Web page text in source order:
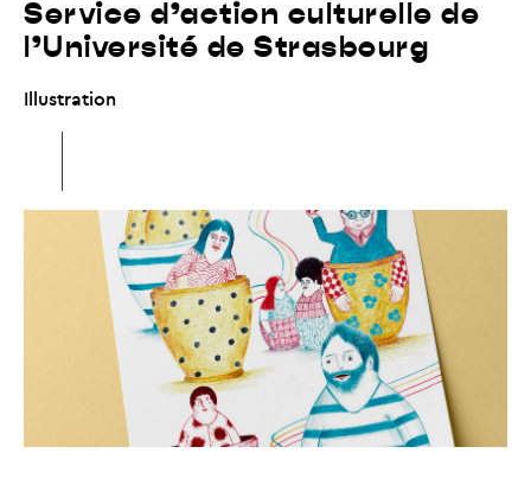
Service d’action culturelle de
l’Université de Strasbourg
Illustration